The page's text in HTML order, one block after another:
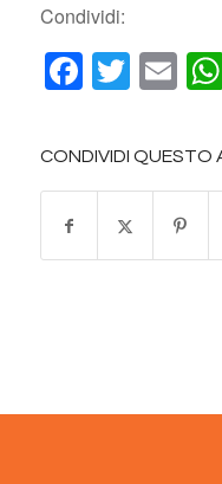
Condividi:
CONDIVIDI QUESTO